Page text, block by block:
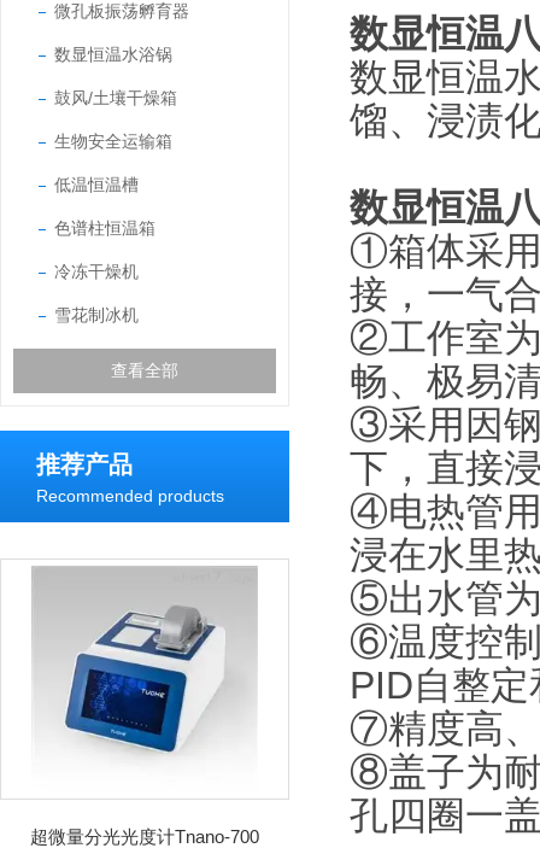
微孔板振荡孵育器
数显恒温水浴锅
鼓风/土壤干燥箱
生物安全运输箱
低温恒温槽
色谱柱恒温箱
冷冻干燥机
雪花制冰机
查看全部
推荐产品
Recommended products
超微量分光光度计Tnano-700
数显恒温
数显恒温
馏、浸渍
数显恒温
①箱体采
接，一气
②工作室
畅、极易
③采用因
下，直接
④电热管
浸在水里
⑤出水管
⑥温度控
PID自整
⑦精度高
⑧盖子为
孔四圈一